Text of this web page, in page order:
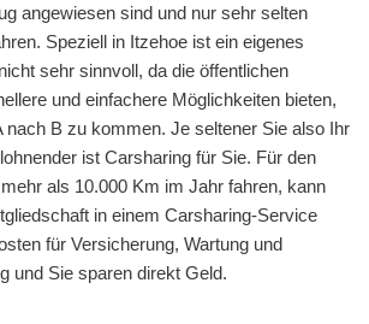
angewiesen sind und nur sehr selten
Speziell in Itzehoe ist ein eigenes
sehr sinnvoll, da die öffentlichen
und einfachere Möglichkeiten bieten,
nach B zu kommen. Je seltener Sie also Ihr
ist Carsharing für Sie. Für den
als 10.000 Km im Jahr fahren, kann
in einem Carsharing-Service
für Versicherung, Wartung und
und Sie sparen direkt Geld.